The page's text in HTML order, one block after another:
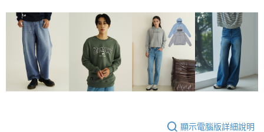
顯示電腦版詳細說明